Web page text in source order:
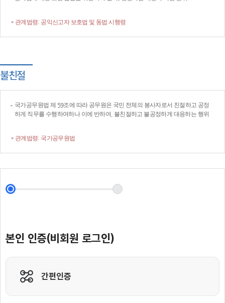
* 관계법령: 공익신고자 보호법 및 동법 시행령
불친절
국가공무원법 제 59조에 따라 공무원은 국민 전체의 봉사자로서 친절하고 공정
하게 직무를 수행하여하나 이에 반하여, 불친절하고 불공정하게 대응하는 행위
* 관계법령: 국가공무원법